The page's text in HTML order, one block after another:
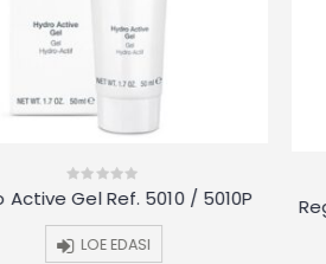
0
outGel Ref. 5010 / 5010P
LOE EDASI